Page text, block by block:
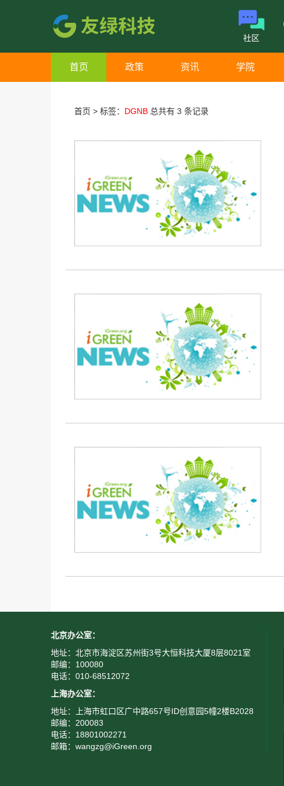
社区
首页 政策 资讯 学院
首页 > 标签： DGNB 总共有 3 条记录
北京办公室：
地址：北京市海淀区苏州街3号大恒科技大厦8层8021室
邮编：100080
电话：010-68512072
上海办公室：
地址：上海市虹口区广中路657号ID创意园5幢2楼B2028
邮编：200083
电话：18801002271
邮箱：wangzg@iGreen.org